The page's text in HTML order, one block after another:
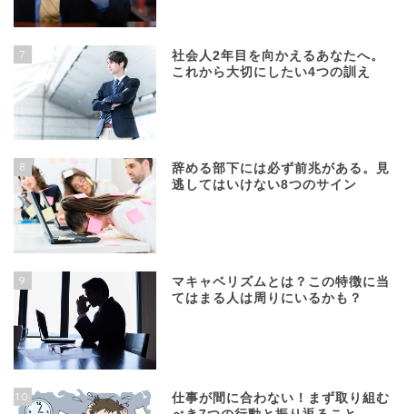
7
社会人2年目を向かえるあなたへ。
これから大切にしたい4つの訓え
8
辞める部下には必ず前兆がある。見
逃してはいけない8つのサイン
9
マキャベリズムとは？この特徴に当
てはまる人は周りにいるかも？
10
仕事が間に合わない！まず取り組む